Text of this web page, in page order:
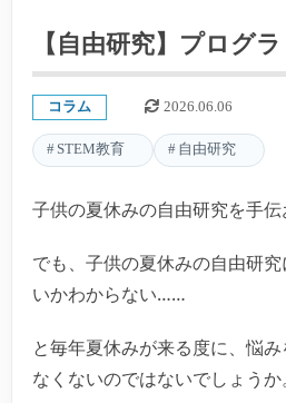
【自由研究】プログ
コラム 2026.06.06
STEM教育 自由研究
子供の夏休みの自由研究を手伝
でも、子供の夏休みの自由研
いかわからない……
と毎年夏休みが来る度に、悩
なくないのではないでしょうか。